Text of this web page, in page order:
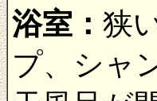
浴室： 狭
プ、シャ